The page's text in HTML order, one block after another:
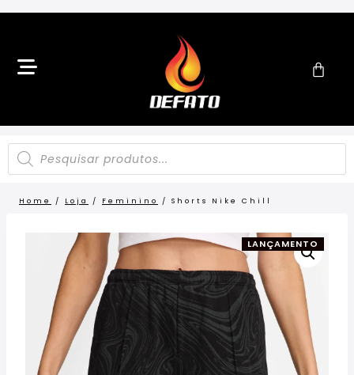
Home / Loja / Feminino / Shorts Nike Chill
LANÇAMENTO